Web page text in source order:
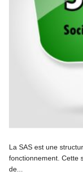
La SAS est une
fonctionnement. Cette
de...